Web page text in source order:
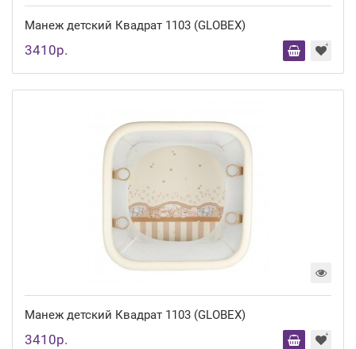
Манеж детский Квадрат 1103 (GLOBEX)
3410р.
Манеж детский Квадрат 1103 (GLOBEX)
3410р.